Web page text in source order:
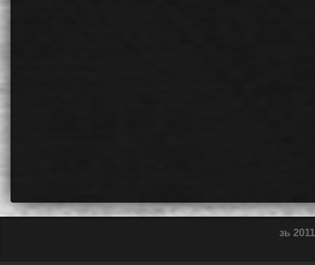
зь 2011